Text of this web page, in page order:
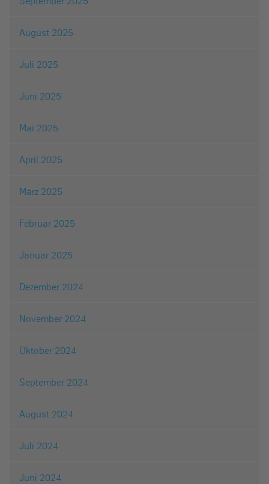
August 2025
Juli 2025
Juni 2025
Mai 2025
April 2025
März 2025
Februar 2025
Januar 2025
Dezember 2024
November 2024
Oktober 2024
September 2024
August 2024
Juli 2024
Juni 2024